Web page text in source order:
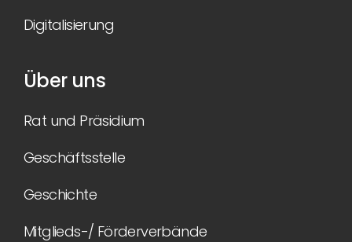
Digitalisierung
Über uns
Rat und Präsidium
Geschäftsstelle
Geschichte
Mitglieds-/ Förderverbände